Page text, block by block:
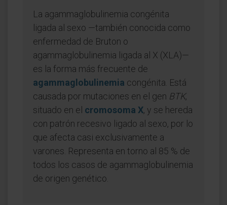
La agammaglobulinemia congénita
ligada al sexo —también conocida como
enfermedad de Bruton o
agammaglobulinemia ligada al X (XLA)—
es la forma más frecuente de
agammaglobulinemia congénita. Está
causada por mutaciones en el gen BTK,
situado en el cromosoma X, y se hereda
con patrón recesivo ligado al sexo, por lo
que afecta casi exclusivamente a
varones. Representa en torno al 85 % de
todos los casos de agammaglobulinemia
de origen genético.